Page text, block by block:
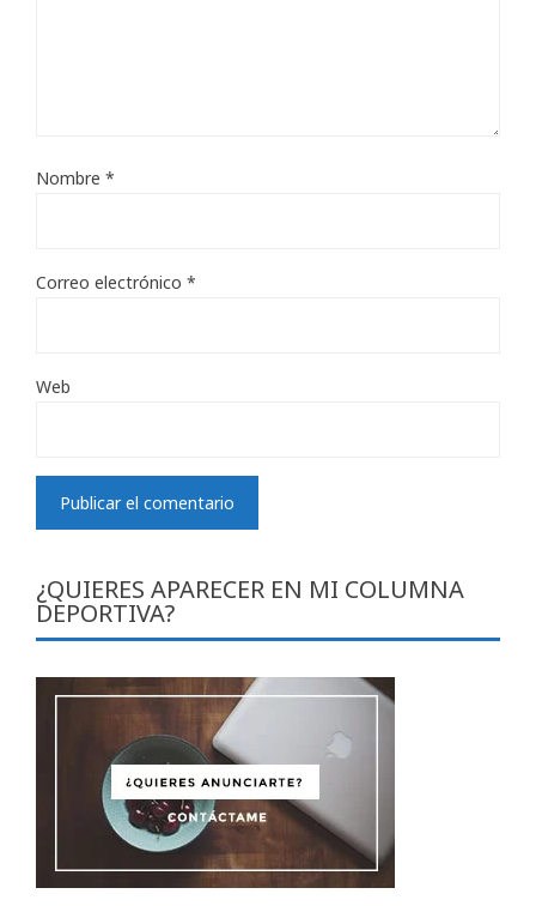
Nombre *
Correo electrónico *
Web
¿QUIERES APARECER EN MI COLUMNA
DEPORTIVA?